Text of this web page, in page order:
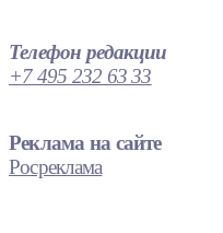
Телефон редакции
+7 495 232 63 33
Реклама на сайте
Росреклама